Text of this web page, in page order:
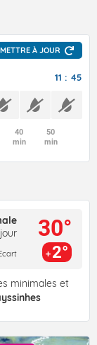
METTRE À JOUR
11 : 45
40
min
50
min
30°
2°
minimales et